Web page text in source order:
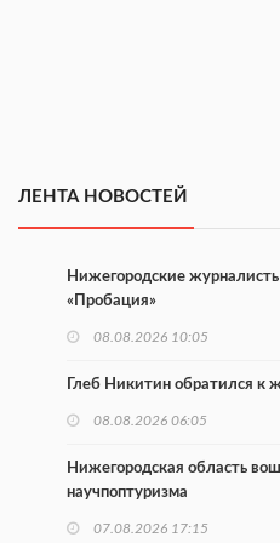
ЛЕНТА НОВОСТЕЙ
Нижегородские
«Пробация»
08.08.2026 10:05
Глеб Никитин обратился к
08.08.2026 06:05
Нижегородская область
научпоптуризма
07.08.2026 17:15